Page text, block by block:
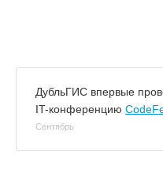
ДубльГИС впервые
IT-конференцию
Сентябрь